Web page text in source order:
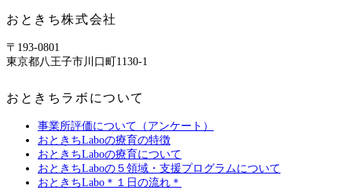
おときち株式会社
〒193-0801
東京都八王子市川口町1130-1
おときちラボについて
事業所評価について（アンケート）
おときちLaboの療育の特徴
おときちLaboの療育について
おときちLaboの５領域・支援プログラムについて
おときちLabo＊１日の流れ＊